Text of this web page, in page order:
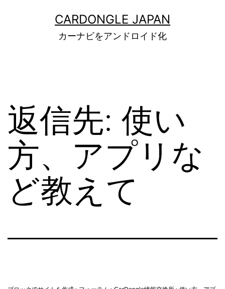
CARDONGLE JAPAN
カーナビをアンドロイド化
返信先: 使い
方、アプリな
ど教えて